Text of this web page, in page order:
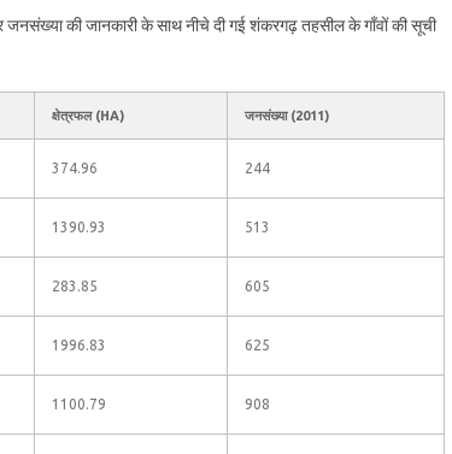
की जानकारी के साथ नीचे दी गई शंकरगढ़ तहसील के गाँवों की सूची
क्षेत्रफल (HA) जनसंख्या (2011)
374.96 244
1390.93 513
283.85 605
1996.83 625
1100.79 908